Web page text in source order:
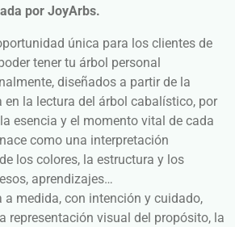
por JoyArbs.
única para los clientes de
tener tu árbol personal
diseñados a partir de la
la lectura del árbol cabalístico, por
esencia y el momento vital de cada
como una interpretación
los colores, la estructura y los
aprendizajes…
a medida, con intención y cuidado,
representación visual del propósito, la